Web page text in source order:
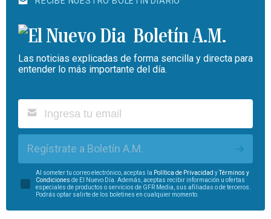
Boletín A.M.
Las noticias explicadas de forma sencilla y directa para
entender lo más importante del día.
Regístrate a Boletín A.M.
Al someter tu correo electrónico, aceptas la Política de Privacidad yTérminos y
Condiciones de El Nuevo Día. Además, aceptas recibir información u ofertas
especiales de productos o servicios de GFR Media, sus afiliadas o de terceros.
Podrás optar salirte de los boletines en cualquier momento.